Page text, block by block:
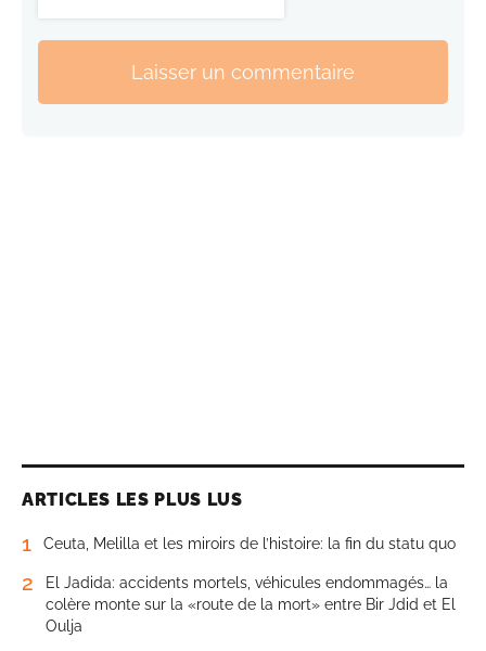
Laisser un commentaire
ARTICLES LES PLUS LUS
1 Ceuta, Melilla et les miroirs de l’histoire: la fin du statu quo
2
El Jadida: accidents mortels, véhicules endommagés… la
colère monte sur la «route de la mort» entre Bir Jdid et El
Oulja